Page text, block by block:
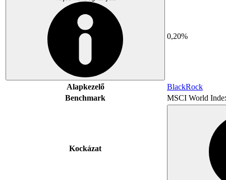
0,20%
Alapkezelő
BlackRock
Benchmark
MSCI World
Kockázat